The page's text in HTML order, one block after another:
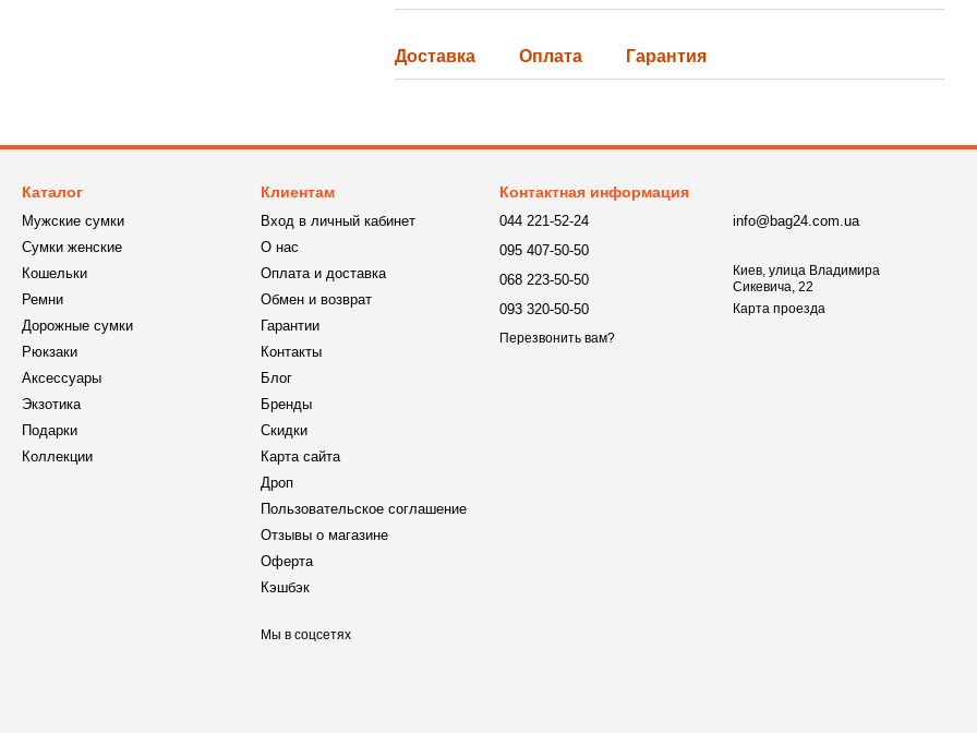
Доставка Оплата Гарантия
Каталог
Мужские сумки
Сумки женские
Кошельки
Ремни
Дорожные сумки
Рюкзаки
Аксессуары
Экзотика
Подарки
Коллекции
Клиентам
Вход в личный кабинет
О нас
Оплата и доставка
Обмен и возврат
Гарантии
Контакты
Блог
Бренды
Скидки
Карта сайта
Дроп
Пользовательское соглашение
Отзывы о магазине
Оферта
Кэшбэк
Мы в соцсетях
Контактная информация
044 221-52-24
095 407-50-50
068 223-50-50
093 320-50-50
Перезвонить вам?
info@bag24.com.ua
Киев, улица Владимира
Сикевича, 22
Карта проезда